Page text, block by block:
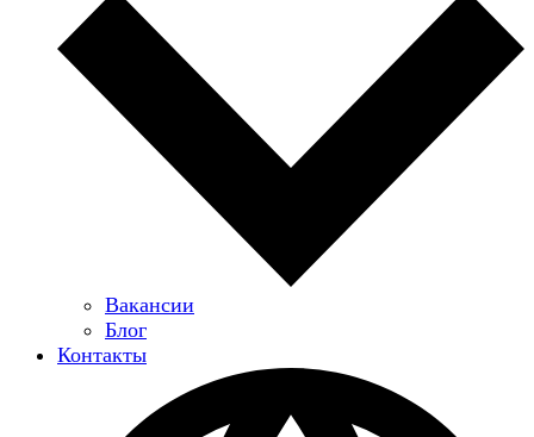
Вакансии
Блог
Контакты